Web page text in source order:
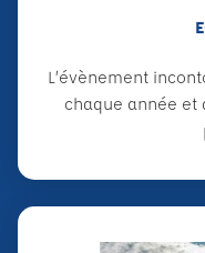
L’évènement
chaque année et